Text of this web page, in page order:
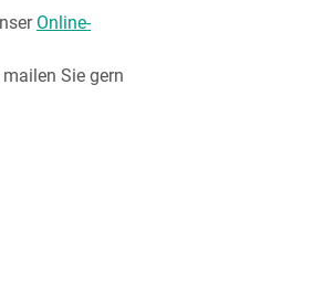
Online-
Sie gern